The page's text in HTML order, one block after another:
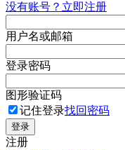
没有账号？立即注册
用户名或邮箱
登录密码
图形验证码
记住登录找回密码
登录
注册